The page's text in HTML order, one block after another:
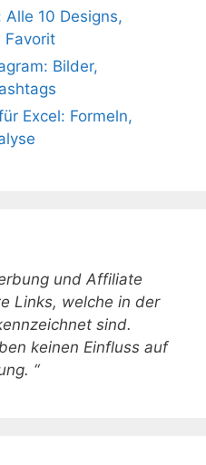
10 Designs,
Favorit
Bilder,
Excel: Formeln,
und Affiliate
Links, welche in der
sind.
keinen Einfluss auf
“